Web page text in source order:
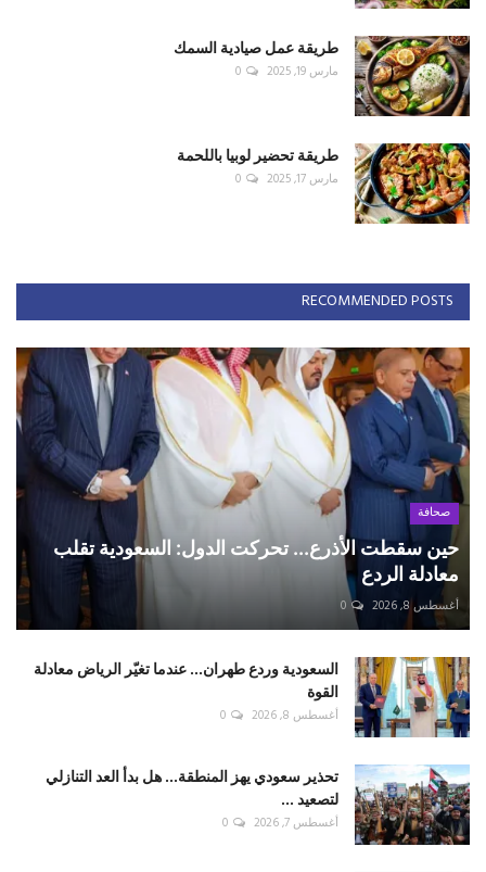
طريقة عمل صيادية السمك
مارس 19, 2025 0
طريقة تحضير لوبيا باللحمة
مارس 17, 2025 0
RECOMMENDED POSTS
صحافة
حين سقطت الأذرع... تحركت الدول: السعودية تقلب
معادلة الردع
أغسطس 8, 2026 0
السعودية وردع طهران... عندما تغيّر الرياض معادلة
القوة
أغسطس 8, 2026 0
تحذير سعودي يهز المنطقة... هل بدأ العد التنازلي
لتصعيد ...
أغسطس 7, 2026 0